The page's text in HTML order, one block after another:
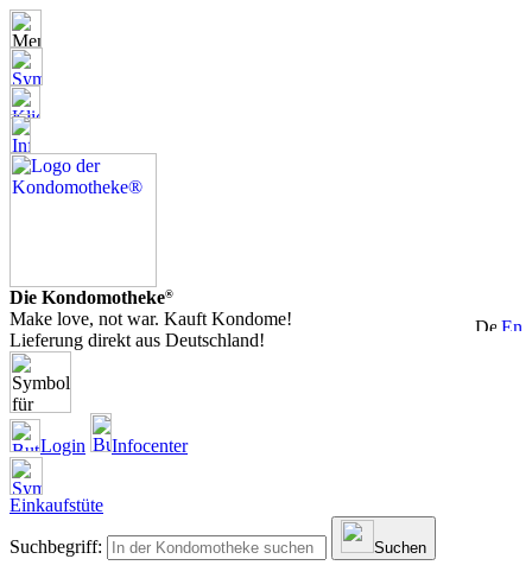
Die Kondomotheke®
Make love, not war. Kauft Kondome!
Lieferung direkt aus Deutschland!
Login Infocenter
Einkaufstüte
Suchbegriff: Suchen